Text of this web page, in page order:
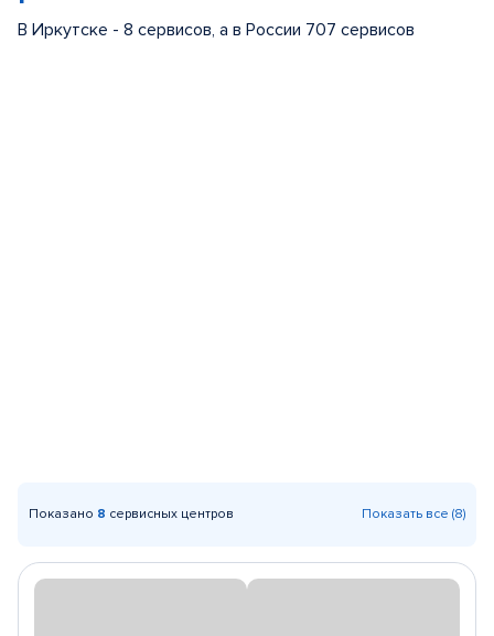
В Иркутске - 8 сервисов, а в России 707 сервисов
Показано 8 сервисных центров Показать все (8)